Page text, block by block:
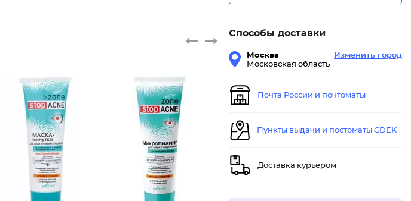
Способы доставки
Москва
Московская область
Изменить город
Почта России и почтоматы
Пункты выдачи и постоматы CDEK
Доставка курьером